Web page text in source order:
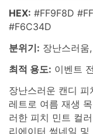
HEX: #FF9F8D
#F6C34D
분위기: 장난스러움
최적 용도: 이벤트
장난스러운 캔디
레트로 여름 재생
러한 피치 민트 컬
리에이터 썸네일